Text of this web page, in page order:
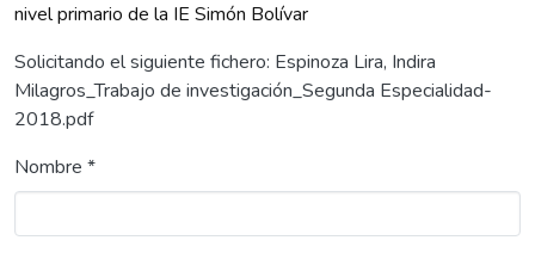
nivel primario de la IE Simón Bolívar
Solicitando el siguiente fichero: Espinoza Lira, Indira
Milagros_Trabajo de investigación_Segunda Especialidad-
2018.pdf
Nombre *